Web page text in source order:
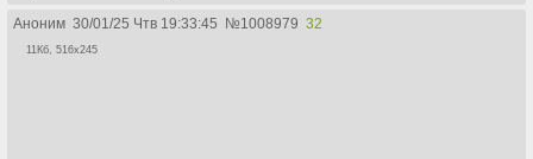
Аноним 30/01/25 Чтв 19:33:45 №1008979 32
11Кб, 516x245